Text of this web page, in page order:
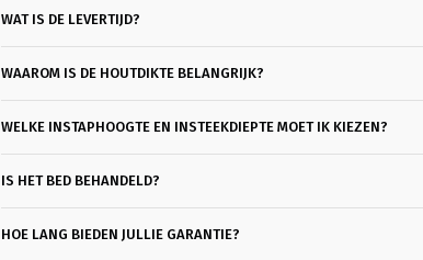
plezierig en klantvriendelijk. Ik kon
slagen met een heel mooi bed
Bergen. Bodems ook gekocht die
konden worden omdat ik al een
vriendelijkheid en klantgerichtheid,
WAT IS DE LEVERTIJD?
WAAROM IS DE HOUTDIKTE BELANGRIJK?
WELKE INSTAPHOOGTE EN INSTEEKDIEPTE MOET IK KIEZEN?
IS HET BED BEHANDELD?
HOE LANG BIEDEN JULLIE GARANTIE?